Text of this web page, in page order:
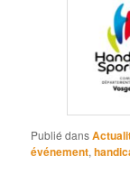
Publié dans
événement,